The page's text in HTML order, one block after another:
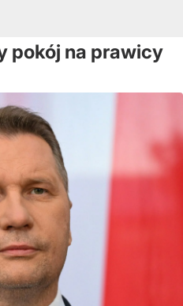
pokój na prawicy